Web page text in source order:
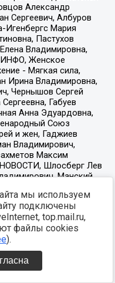
мы используем
подключены
top.mail.ru,
файлы cookies
).